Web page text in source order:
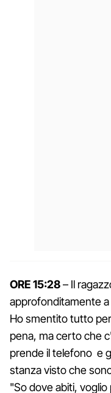
ORE 15:28– Il
approfonditamente
Ho smentito tutto
pena, ma certo che
prende il telefono e
stanza visto che
"So dove abiti, voglio